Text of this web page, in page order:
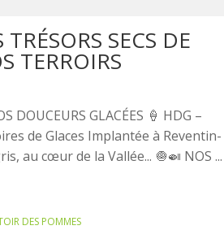
TRÉSORS SECS DE
TERROIRS
DOUCEURS GLACÉES 🍦 HDG –
de Glaces Implantée à Reventin-
au cœur de la Vallée... 🧅🍛 NOS ...
DES POMMES